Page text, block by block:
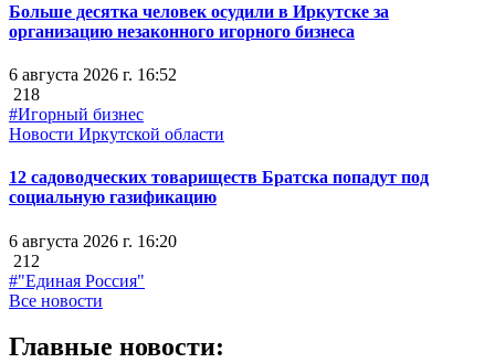
Больше десятка человек осудили в Иркутске за
организацию незаконного игорного бизнеса
6 августа 2026 г. 16:52
218
#Игорный бизнес
Новости Иркутской области
12 садоводческих товариществ Братска попадут под
социальную газификацию
6 августа 2026 г. 16:20
212
#"Единая Россия"
Все новости
Главные новости: